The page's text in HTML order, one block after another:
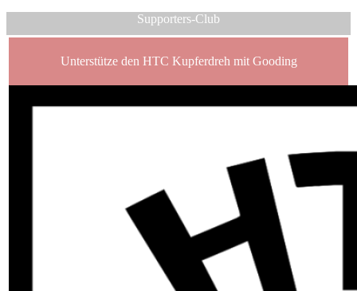
Supporters-Club
Unterstütze den HTC Kupferdreh mit Gooding